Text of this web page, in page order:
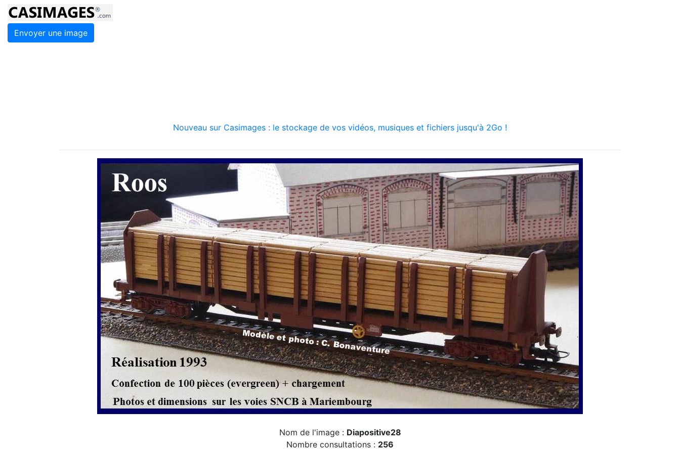
Envoyer une image
Nouveau sur Casimages : le stockage de vos vidéos, musiques et fichiers jusqu'à 2Go !
Nom de l'image : Diapositive28
Nombre consultations : 256